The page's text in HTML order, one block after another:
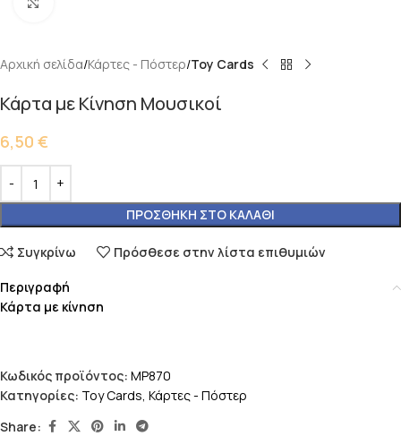
Αρχική σελίδα Κάρτες - Πόστερ Toy Cards
Κάρτα με Κίνηση Mουσικοί
6,50 €
ΠΡΟΣΘΉΚΗ ΣΤΟ ΚΑΛΆΘΙ
Συγκρίνω Πρόσθεσε στην λίστα επιθυμιών
Περιγραφή
Κάρτα με κίνηση
Κωδικός προϊόντος: MP870
Κατηγορίες: Toy Cards, Κάρτες - Πόστερ
Share: